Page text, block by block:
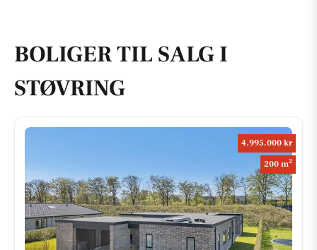
BOLIGER TIL SALG I
STØVRING
4.995.000 kr
200 m2